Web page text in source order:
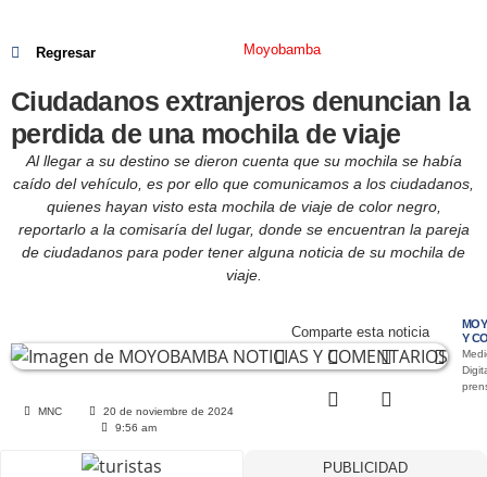
Regresar Moyobamba
Ciudadanos extranjeros denuncian la
perdida de una mochila de viaje
Al llegar a su destino se dieron cuenta que su mochila se había
caído del vehículo, es por ello que comunicamos a los ciudadanos,
quienes hayan visto esta mochila de viaje de color negro,
reportarlo a la comisaría del lugar, donde se encuentran la pareja
de ciudadanos para poder tener alguna noticia de su mochila de
viaje.
Y
MNC
20 de noviembre de 2024
9:56 am
Comparte esta noticia
PUBLICIDAD